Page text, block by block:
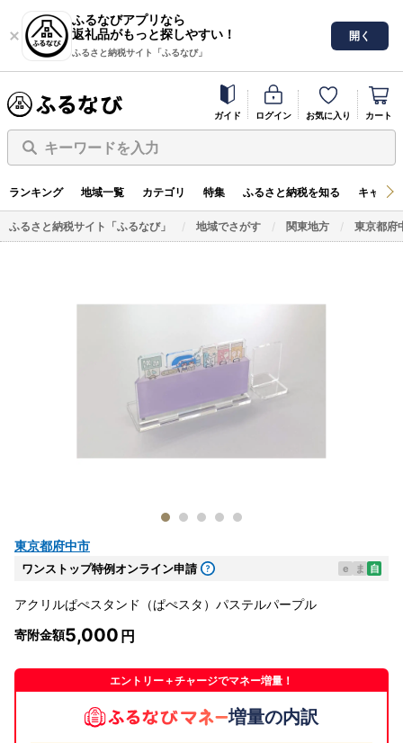
ふるなびアプリなら
返礼品がもっと探しやすい！
ふるさと納税サイト「ふるなび」
開く
ガイド ログイン お気に入り カート
キーワードを入力
ランキング 地域一覧 カテゴリ 特集 ふるさと納税を知る キャン
ふるさと納税サイト「ふるなび」 地域でさがす 関東地方 東京都府
東京都府中市
ワンストップ特例オンライン申請 e ま 自
アクリルぱぺスタンド（ぱぺスタ）パステルパープル
寄附金額5,000
エントリー＋チャージでマネー増量！
増量の内訳